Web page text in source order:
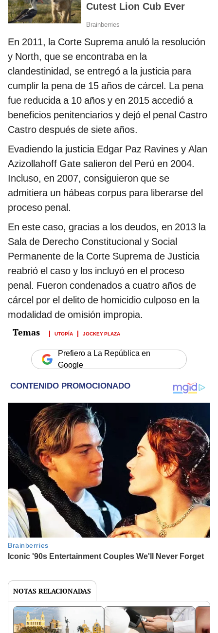
En 2011, la Corte Suprema anuló la resolución
y North, que se encontraba en la
clandestinidad, se entregó a la justicia para
cumplir la pena de 15 años de cárcel. La pena
fue reducida a 10 años y en 2015 accedió a
beneficios penitenciarios y dejó el penal Castro
Castro después de siete años.
Evadiendo la justicia Edgar Paz Ravines y Alan
Azizollahoff Gate salieron del Perú en 2004.
Incluso, en 2007, consiguieron que se
admitiera un hábeas corpus para liberarse del
proceso penal.
En este caso, gracias a los deudos, en 2013 la
Sala de Derecho Constitucional y Social
Permanente de la Corte Suprema de Justicia
reabrió el caso y los incluyó en el proceso
penal. Fueron condenados a cuatro años de
cárcel por el delito de homicidio culposo en la
modalidad de omisión impropia.
UTOPÍA JOCKEY PLAZA
Prefiero a La República en
Google
NOTAS RELACIONADAS